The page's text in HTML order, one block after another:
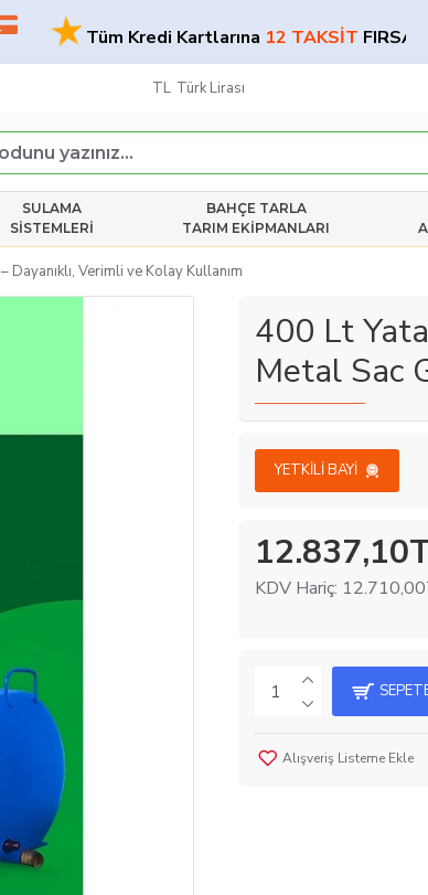
Tüm Kredi Kartlarına12 TAKSİTFIRSATI!★
TL Türk Lirası
SULAMA
SISTEMLERI
BAHÇE TARLA
TARIM EKIPMANLARI
Dayanıklı, Verimli ve Kolay Kullanım
400 Lt
Metal Sac
YETKILI BAYI
KDV Hariç:
Alışveriş Listeme Ekle